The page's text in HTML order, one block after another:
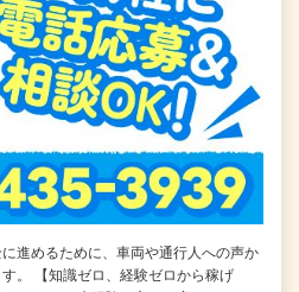
進めるために、車両や通行人への声か
。 【知識ゼロ、経験ゼロから稼げ